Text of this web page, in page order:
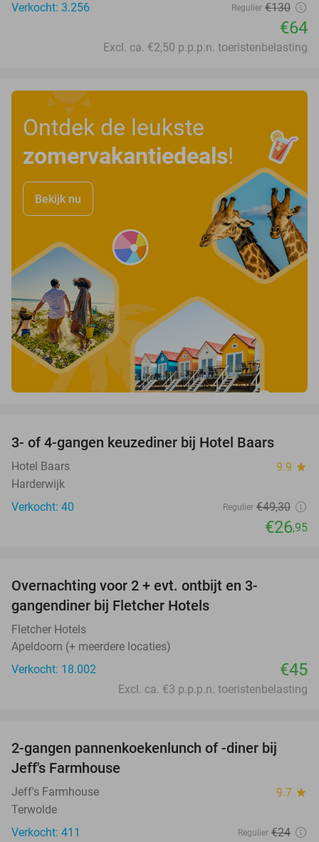
Verkocht: 3.256
Regulier €130
€64
Excl. ca. €2,50 p.p.p.n. toeristenbelasting
Ontdek de leukste
zomervakantiedeals!
Bekijk nu
3- of 4-gangen keuzediner bij Hotel Baars
Hotel Baars 9.9 star
Harderwijk
Verkocht: 40
Regulier €49,30
€26,95
Overnachting voor 2 + evt. ontbijt en 3-
gangendiner bij Fletcher Hotels
Fletcher Hotels
Apeldoorn (+ meerdere locaties)
Verkocht: 18.002
€45
Excl. ca. €3 p.p.p.n. toeristenbelasting
38%
2-gangen pannenkoekenlunch of -diner bij
Jeff's Farmhouse
Jeff's Farmhouse 9.7 star
Terwolde
Verkocht: 411
Regulier €24